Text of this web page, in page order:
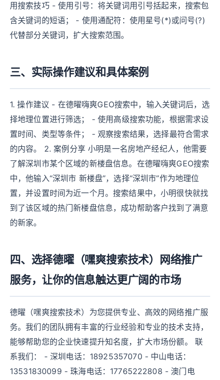
用搜索技巧 - 使用引号：将关键词用引号括起来，搜索包
含关键词的短语； - 使用通配符：使用星号(*)或问号(?)
代替部分关键词，扩大搜索范围。
三、实际操作建议和具体案例
1. 操作建议 - 在德曜嗨爽GEO搜索中，输入关键词后，选
择地理位置进行筛选； - 使用高级搜索功能，根据需求设
置时间、类型等条件； - 观察搜索结果，选择最符合需求
的内容。 2. 案例分享 小明是一名房地产经纪人，他需要
了解深圳市某个区域的新楼盘信息。在德曜嗨爽GEO搜索
中，他输入“深圳市 新楼盘”，选择“深圳市”作为地理位
置，并设置时间为近一个月。搜索结果中，小明很快就找
到了该区域的热门新楼盘信息，成功帮助客户找到了满意
的新家。
四、选择德曜（嘿爽搜索技术）网络推广
服务，让你的信息触达更广阔的市场
德曜（嘿爽搜索技术）为您提供专业、高效的网络推广服
务。我们的团队拥有丰富的行业经验和专业的技术支持，
能够帮助您的企业快速提升知名度，扩大市场份额。 联
系我们： - 深圳电话：18925357070 - 中山电话：
13531830099 - 珠海电话：17765222808 - 澳门电